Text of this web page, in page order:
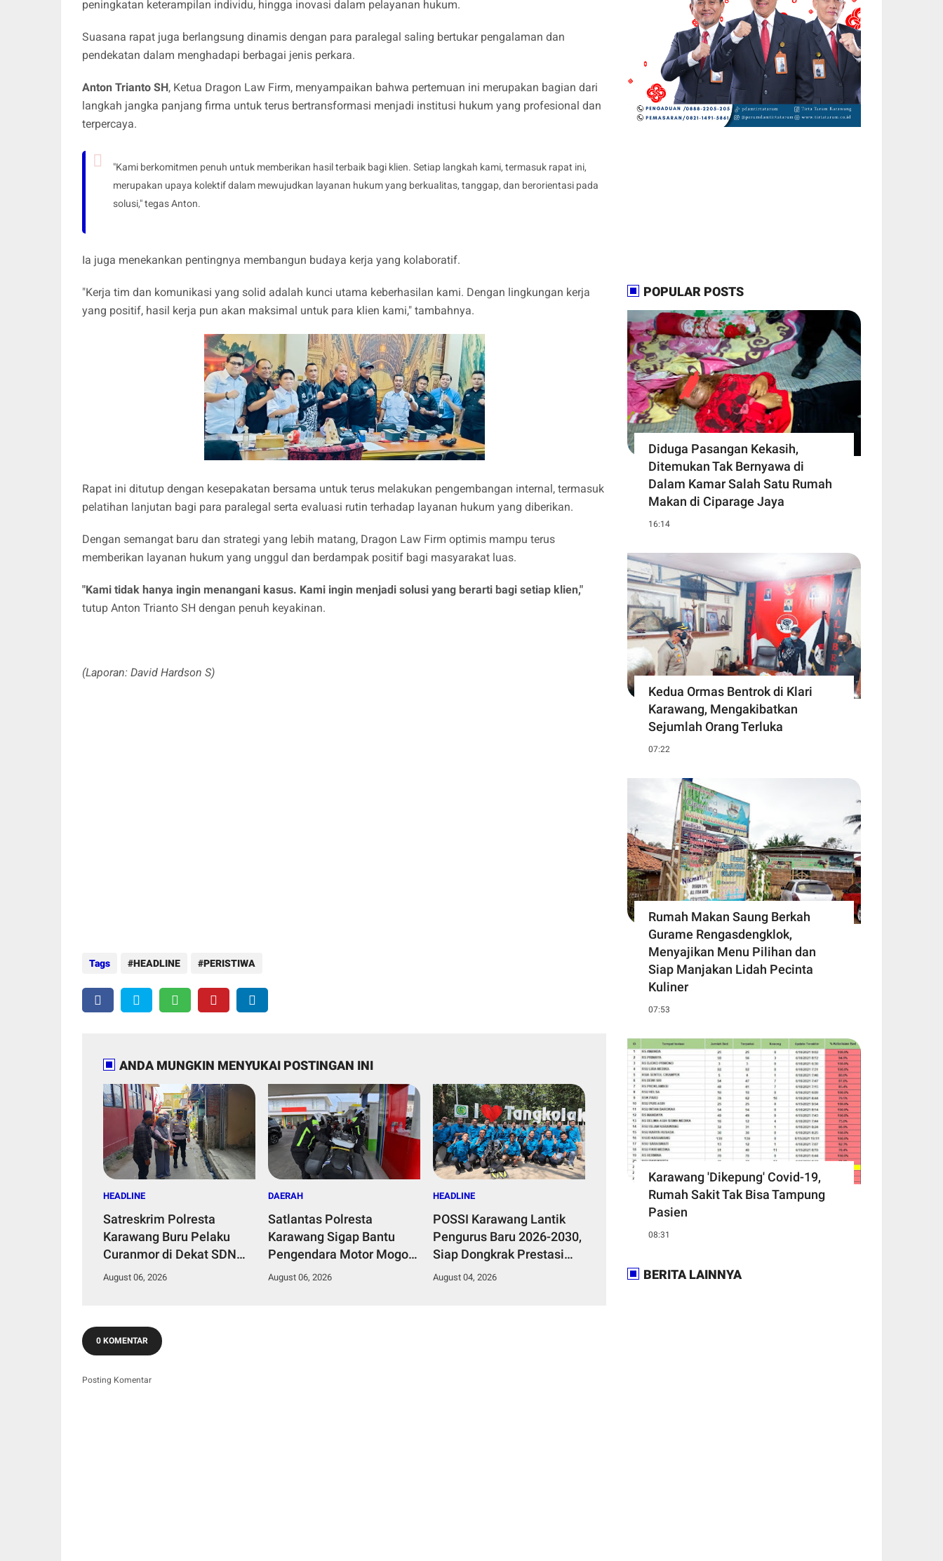
peningkatan keterampilan individu, hingga inovasi dalam pelayanan hukum.
Suasana rapat juga berlangsung dinamis dengan para paralegal saling bertukar pengalaman dan
pendekatan dalam menghadapi berbagai jenis perkara.
Anton Trianto SH, Ketua Dragon Law Firm, menyampaikan bahwa pertemuan ini merupakan bagian dari
langkah jangka panjang firma untuk terus bertransformasi menjadi institusi hukum yang profesional dan
terpercaya.
"Kami berkomitmen penuh untuk memberikan hasil terbaik bagi klien. Setiap langkah kami, termasuk rapat ini,
merupakan upaya kolektif dalam mewujudkan layanan hukum yang berkualitas, tanggap, dan berorientasi pada
solusi," tegas Anton.
Ia juga menekankan pentingnya membangun budaya kerja yang kolaboratif.
"Kerja tim dan komunikasi yang solid adalah kunci utama keberhasilan kami. Dengan lingkungan kerja
yang positif, hasil kerja pun akan maksimal untuk para klien kami," tambahnya.
Rapat ini ditutup dengan kesepakatan bersama untuk terus melakukan pengembangan internal, termasuk
pelatihan lanjutan bagi para paralegal serta evaluasi rutin terhadap layanan hukum yang diberikan.
Dengan semangat baru dan strategi yang lebih matang, Dragon Law Firm optimis mampu terus
memberikan layanan hukum yang unggul dan berdampak positif bagi masyarakat luas.
"Kami tidak hanya ingin menangani kasus. Kami ingin menjadi solusi yang berarti bagi setiap klien,"
tutup Anton Trianto SH dengan penuh keyakinan.
(Laporan: David Hardson S)
Tags HEADLINE PERISTIWA
ANDA MUNGKIN MENYUKAI POSTINGAN INI
HEADLINE
Satreskrim Polresta
Karawang Buru Pelaku
Curanmor di Dekat SDN
Palumbonsari I, Korban
August 06, 2026
DAERAH
Satlantas Polresta
Karawang Sigap Bantu
Pengendara Motor Mogok,
Polisi Humanis Tuai
August 06, 2026
HEADLINE
POSSI Karawang Lantik
Pengurus Baru 2026-2030,
Siap Dongkrak Prestasi
dan Kawal Kelestarian
August 04, 2026
0 KOMENTAR
Posting Komentar
POPULAR POSTS
Diduga Pasangan Kekasih,
Ditemukan Tak Bernyawa di
Dalam Kamar Salah Satu Rumah
Makan di Ciparage Jaya
16:14
Kedua Ormas Bentrok di Klari
Karawang, Mengakibatkan
Sejumlah Orang Terluka
07:22
Rumah Makan Saung Berkah
Gurame Rengasdengklok,
Menyajikan Menu Pilihan dan
Siap Manjakan Lidah Pecinta
Kuliner
07:53
Karawang 'Dikepung' Covid-19,
Rumah Sakit Tak Bisa Tampung
Pasien
08:31
BERITA LAINNYA